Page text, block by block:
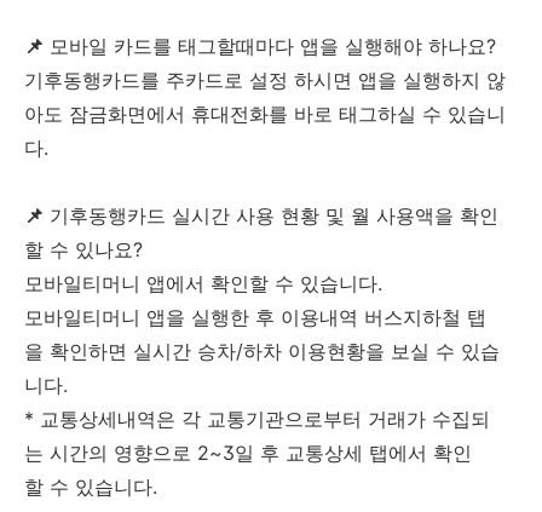
📌 모바일 카드를 태그할때마다 앱을 실행해야 하나요?
기후동행카드를 주카드로 설정 하시면 앱을 실행하지 않
아도 잠금화면에서 휴대전화를 바로 태그하실 수 있습니
다.
📌 기후동행카드 실시간 사용 현황 및 월 사용액을 확인
할 수 있나요?
모바일티머니 앱에서 확인할 수 있습니다.
모바일티머니 앱을 실행한 후 이용내역 버스지하철 탭
을 확인하면 실시간 승차/하차 이용현황을 보실 수 있습
니다.
* 교통상세내역은 각 교통기관으로부터 거래가 수집되
는 시간의 영향으로 2~3일 후 교통상세 탭에서 확인
할 수 있습니다.